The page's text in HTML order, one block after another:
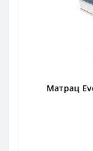
Матрац